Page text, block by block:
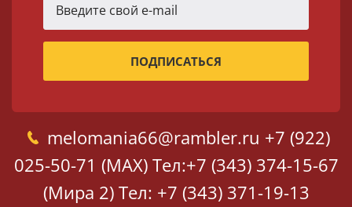
melomania66@rambler.ru +7 (922)
025-50-71 (MAX) Тел:+7 (343) 374-15-67
(Мира 2) Тел: +7 (343) 371-19-13